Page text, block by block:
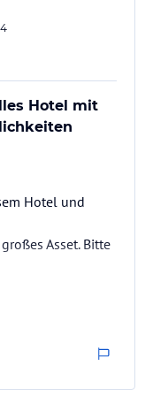
mit E-Ladestation
Alle Angaben
Bitte
Hotel mit
Hotel und
Asset. Bitte